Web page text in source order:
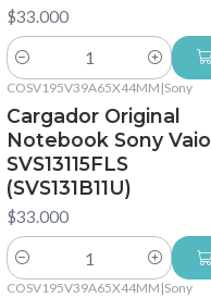
$33.000
Cantidad
COSV195V39A65X44MM |Sony
Cargador Original
Notebook Sony Vaio
SVS13115FLS
(SVS131B11U)
$33.000
Cantidad
COSV195V39A65X44MM |Sony